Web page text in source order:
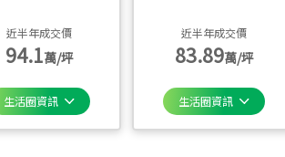
近半年成交價
94.1萬/坪
生活圈資訊
近半年成交價
83.89萬/坪
生活圈資訊